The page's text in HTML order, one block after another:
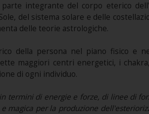
integrante del corpo eterico
del sistema solare e delle
delle teorie astrologiche.
della persona nel piano fisico e
maggiori centri energetici, i
di ogni individuo.
termini di energie e forze, di linee di
magica per la produzione